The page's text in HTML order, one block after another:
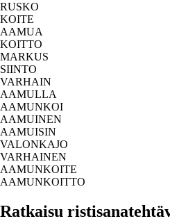
RUSKO
KOITE
AAMUA
KOITTO
MARKUS
SIINTO
VARHAIN
AAMULLA
AAMUNKOI
AAMUINEN
AAMUISIN
VALONKAJO
VARHAINEN
AAMUNKOITE
AAMUNKOITTO
Ratkaisu